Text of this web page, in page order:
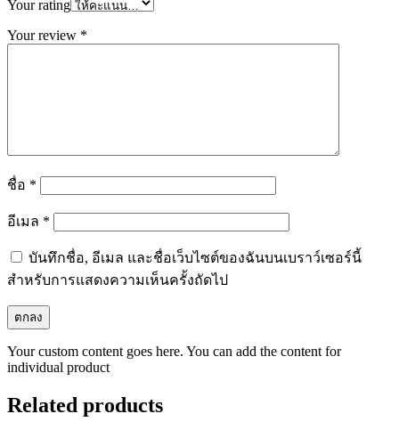
Your rating
Your review *
ชื่อ *
อีเมล *
บันทึกชื่อ, อีเมล และชื่อเว็บไซต์ของฉันบนเบราว์เซอร์นี้
สำหรับการแสดงความเห็นครั้งถัดไป
Your custom content goes here. You can add the content for
individual product
Related products